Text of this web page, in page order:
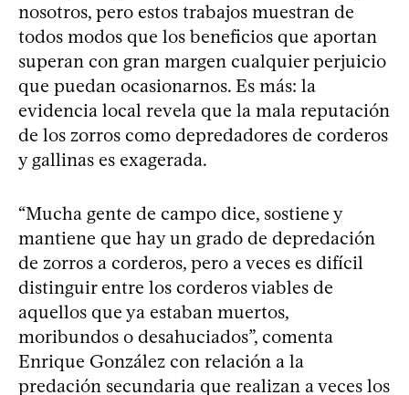
nosotros, pero estos trabajos muestran de
todos modos que los beneficios que aportan
superan con gran margen cualquier perjuicio
que puedan ocasionarnos. Es más: la
evidencia local revela que la mala reputación
de los zorros como depredadores de corderos
y gallinas es exagerada.
“Mucha gente de campo dice, sostiene y
mantiene que hay un grado de depredación
de zorros a corderos, pero a veces es difícil
distinguir entre los corderos viables de
aquellos que ya estaban muertos,
moribundos o desahuciados”, comenta
Enrique González con relación a la
predación secundaria que realizan a veces los